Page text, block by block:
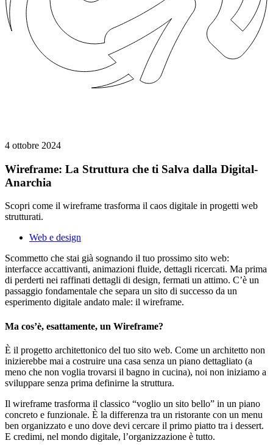
4 ottobre 2024
Wireframe: La Struttura che ti Salva dalla Digital-
Anarchia
Scopri come il wireframe trasforma il caos digitale in progetti web
strutturati.
Web e design
Scommetto che stai già sognando il tuo prossimo sito web:
interfacce accattivanti, animazioni fluide, dettagli ricercati. Ma prima
di perderti nei raffinati dettagli di design, fermati un attimo. C’è un
passaggio fondamentale che separa un sito di successo da un
esperimento digitale andato male: il wireframe.
Ma cos’è, esattamente, un Wireframe?
È il progetto architettonico del tuo sito web. Come un architetto non
inizierebbe mai a costruire una casa senza un piano dettagliato (a
meno che non voglia trovarsi il bagno in cucina), noi non iniziamo a
sviluppare senza prima definirne la struttura.
Il wireframe trasforma il classico “voglio un sito bello” in un piano
concreto e funzionale. È la differenza tra un ristorante con un menu
ben organizzato e uno dove devi cercare il primo piatto tra i dessert.
E credimi, nel mondo digitale, l’organizzazione è tutto.